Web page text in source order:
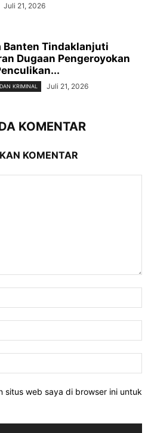
Juli 21, 2026
Banten Tindaklanjuti
Dugaan Pengeroyokan
KRIMINAL Juli 21, 2026
KOMENTAR
KOMENTAR
situs web saya di browser ini untuk